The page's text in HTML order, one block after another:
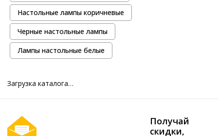
Настольные лампы коричневые
Черные настольные лампы
Лампы настольные белые
Загрузка каталога…
Получай
скидки,